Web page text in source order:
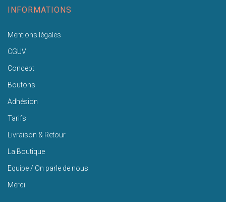
INFORMATIONS
Mentions légales
CGUV
Concept
Boutons
Adhésion
Tarifs
Livraison & Retour
La Boutique
Equipe / On parle de nous
Merci